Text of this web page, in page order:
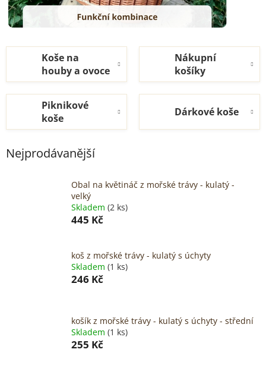
Koše na
houby a ovoce
Nákupní
košíky
Piknikové
koše
Dárkové koše
Nejprodávanější
Obal na květináč z mořské trávy - kulatý -
velký
Skladem (2 ks)
445 Kč
koš z mořské trávy - kulatý s úchyty
Skladem (1 ks)
246 Kč
košík z mořské trávy - kulatý s úchyty - střední
Skladem (1 ks)
255 Kč